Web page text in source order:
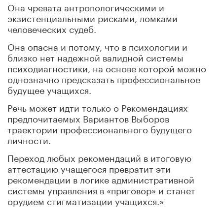
Она чревата антропологическими и
экзистенциальными рисками, ломками
человеческих судеб.
Она опасна и потому, что в психологии и
близко нет надежной валидной системы
психодиагностики, на основе которой можно
однозначно предсказать профессиональное
будущее учащихся.
Речь может идти только о Рекомендациях
предпочитаемых Вариантов Выборов
траектории профессионального будущего
личности.
Переход любых рекомендаций в итоговую
аттестацию учащегося превратит эти
рекомендации в логике административной
системы управления в «приговор» и станет
орудием стигматизации учащихся.»